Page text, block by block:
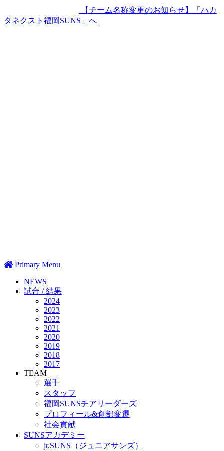
【チーム名称変更のお知らせ】「ハカ
タネクスト福岡SUNS」へ
Primary Menu
NEWS
試合 / 結果
2024
2023
2022
2021
2020
2019
2018
2017
TEAM
選手
スタッフ
福岡SUNSチアリーダーズ
プロフィール&創部変遷
社会貢献
SUNSアカデミー
jr.SUNS（ジュニアサンズ）